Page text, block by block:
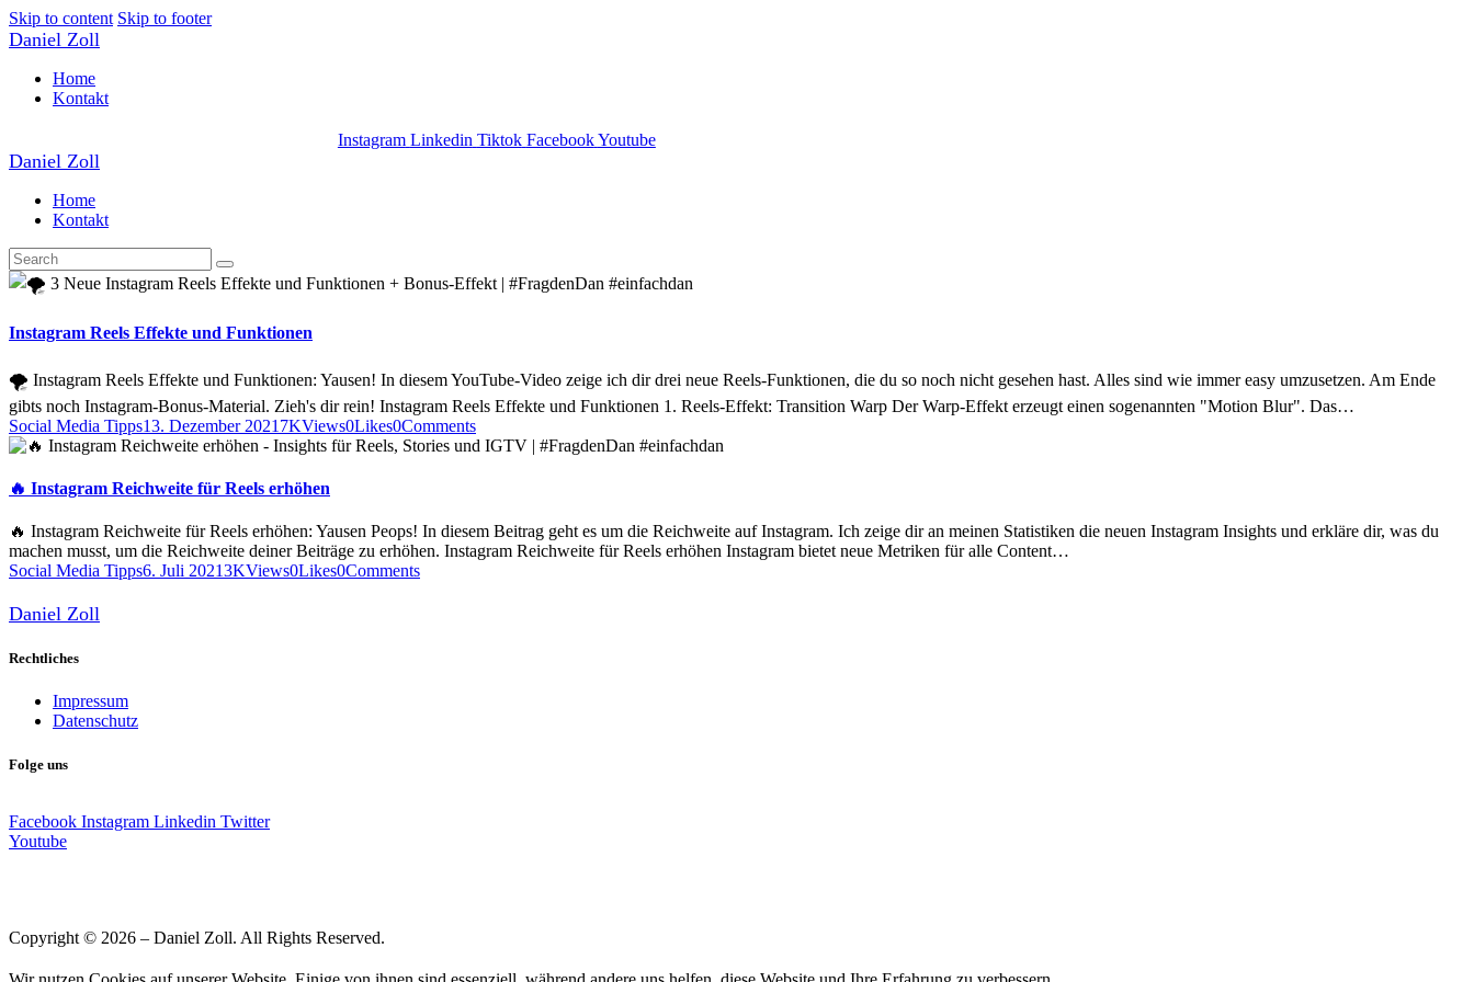
Skip to content Skip to footer
Daniel Zoll
Home
Kontakt
Instagram Linkedin Tiktok FacebookYoutube
Daniel Zoll
Home
Kontakt
Instagram Reels Effekte und Funktionen
🌪 Instagram Reels Effekte und Funktionen: Yausen! In diesem YouTube-Video zeige ich dir drei neue Reels-Funktionen, die du so noch nicht gesehen hast. Alles sind wie immer easy umzusetzen. Am Ende
gibts noch Instagram-Bonus-Material. Zieh's dir rein! Instagram Reels Effekte und Funktionen 1. Reels-Effekt: Transition Warp Der Warp-Effekt erzeugt einen sogenannten "Motion Blur". Das…
Social Media Tipps13. Dezember 2021 7KViews0Likes0Comments
🔥 Instagram Reichweite für Reels erhöhen
🔥 Instagram Reichweite für Reels erhöhen: Yausen Peops! In diesem Beitrag geht es um die Reichweite auf Instagram. Ich zeige dir an meinen Statistiken die neuen Instagram Insights und erkläre dir, was du
machen musst, um die Reichweite deiner Beiträge zu erhöhen. Instagram Reichweite für Reels erhöhen Instagram bietet neue Metriken für alle Content…
Social Media Tipps6. Juli 20213KViews0Likes0Comments
Daniel Zoll
Rechtliches
Impressum
Datenschutz
Folge uns
Facebook Instagram Linkedin Twitter
Youtube
Copyright © 2026 – Daniel Zoll. All Rights Reserved.